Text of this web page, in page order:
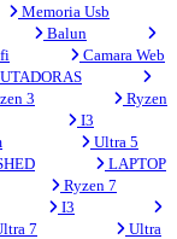
Memoria Usb
Balun
Camara Web
3
Ryzen
I3
Ultra 5
LAPTOP
Ryzen 7
I3
7
Ultra